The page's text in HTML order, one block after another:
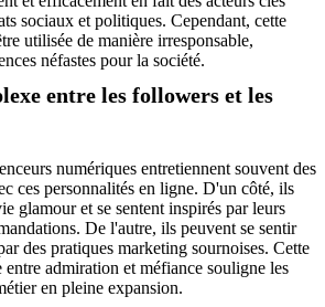
sociaux et politiques. Cependant, cette
utilisée de manière irresponsable,
néfastes pour la société.
entre les followers et les
numériques entretiennent souvent des
ces personnalités en ligne. D'un côté, ils
glamour et se sentent inspirés par leurs
De l'autre, ils peuvent se sentir
des pratiques marketing sournoises. Cette
admiration et méfiance souligne les
en pleine expansion.